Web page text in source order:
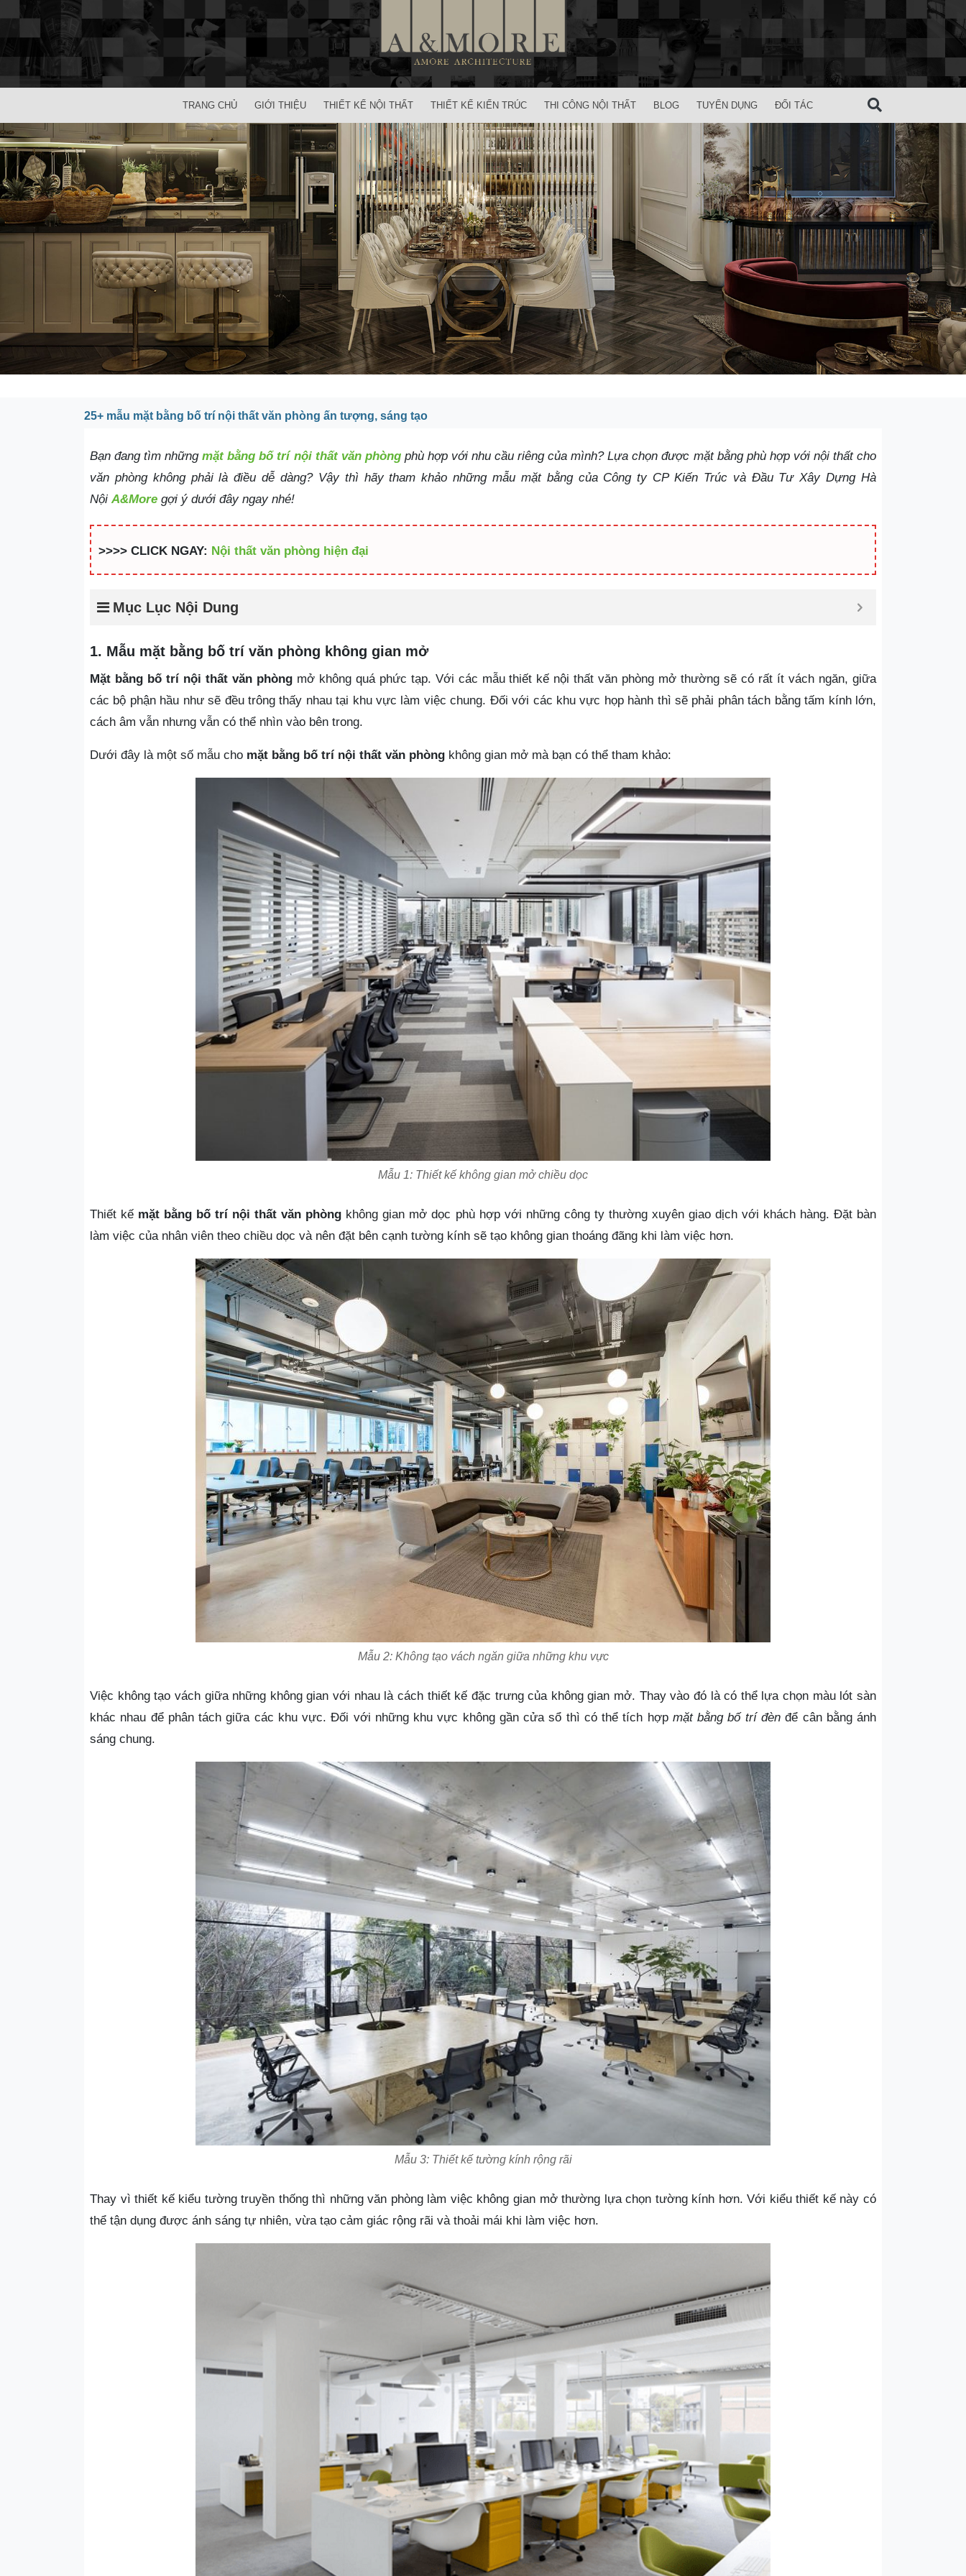
TRANG CHỦ GIỚI THIỆU THIẾT KẾ NỘI THẤT THIẾT KẾ KIẾN TRÚC THI CÔNG NỘI THẤT BLOG TUYỂN DỤNG ĐỐI TÁC
25+ mẫu mặt bằng bố trí nội thất văn phòng ấn tượng, sáng tạo
Bạn đang tìm nhữngmặt bằng bố trí nội thất văn phòngphù hợp với nhu cầu riêng của mình? Lựa chọn được mặt bằng phù hợp với nội thất cho
văn phòng không phải là điều dễ dàng? Vậy thì hãy tham khảo những mẫu mặt bằng của Công ty CP Kiến Trúc và Đầu Tư Xây Dựng Hà
Nội A&More gợi ý dưới đây ngay nhé!
>>>> CLICK NGAY: Nội thất văn phòng hiện đại
Mục Lục Nội Dung
1. Mẫu mặt bằng bố trí văn phòng không gian mở
Mặt bằng bố trí nội thất văn phòngmở không quá phức tạp. Với các mẫu thiết kế nội thất văn phòng mở thường sẽ có rất ít vách ngăn, giữa
các bộ phận hầu như sẽ đều trông thấy nhau tại khu vực làm việc chung. Đối với các khu vực họp hành thì sẽ phải phân tách bằng tấm kính lớn,
cách âm vẫn nhưng vẫn có thể nhìn vào bên trong.
Dưới đây là một số mẫu cho mặt bằng bố trí nội thất văn phòng không gian mở mà bạn có thể tham khảo:
Mẫu 1: Thiết kế không gian mở chiều dọc
Thiết kế mặt bằng bố trí nội thất văn phòng không gian mở dọc phù hợp với những công ty thường xuyên giao dịch với khách hàng. Đặt bàn
làm việc của nhân viên theo chiều dọc và nên đặt bên cạnh tường kính sẽ tạo không gian thoáng đãng khi làm việc hơn.
Mẫu 2: Không tạo vách ngăn giữa những khu vực
Việc không tạo vách giữa những không gian với nhau là cách thiết kế đặc trưng của không gian mở. Thay vào đó là có thể lựa chọn màu lót sàn
khác nhau để phân tách giữa các khu vực. Đối với những khu vực không gần cửa sổ thì có thể tích hợp mặt bằng bố trí đènđể cân bằng ánh
sáng chung.
Mẫu 3: Thiết kế tường kính rộng rãi
Thay vì thiết kế kiểu tường truyền thống thì những văn phòng làm việc không gian mở thường lựa chọn tường kính hơn. Với kiểu thiết kế này có
thể tận dụng được ánh sáng tự nhiên, vừa tạo cảm giác rộng rãi và thoải mái khi làm việc hơn.